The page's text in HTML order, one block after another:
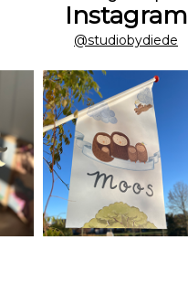
Instagram
@studiobydiede